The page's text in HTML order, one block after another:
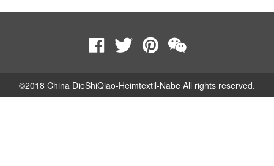
©2018 China DieShiQiao-Heimtextil-Nabe All rights reserved.